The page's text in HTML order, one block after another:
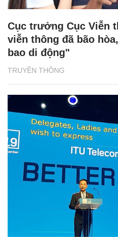
TRUYỀN THÔNG
Cục trưởng Cục Viễn
viễn thông đã bão
bao di động"